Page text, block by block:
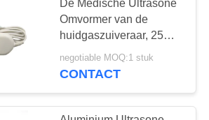
De Medische Ultrasone
Omvormer van de
huidgaszuiveraar, 25
KHz Ultrasone
Omvormer
negotiable MOQ:1 stuk
CONTACT